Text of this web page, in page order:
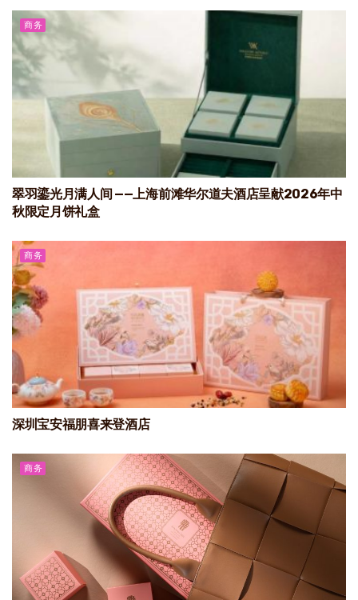
商务
翠羽鎏光月满人间 ——上海前滩华尔道夫酒店呈献2026年中
秋限定月饼礼盒
商务
深圳宝安福朋喜来登酒店
商务